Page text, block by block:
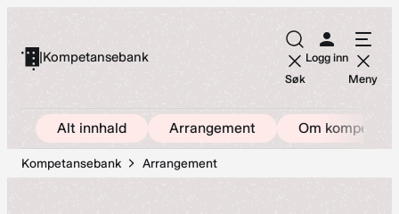
innhold
|Kompetansebank
Søk
Logg inn
Meny
Alt innhald Arrangement Om
Kompetansebank Arrangement